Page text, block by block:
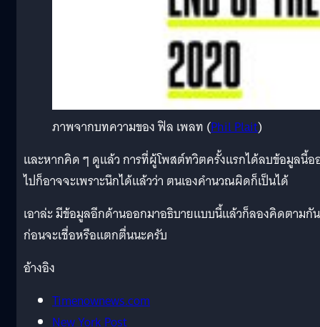
ภาพจากบทความของ ฟิล เพลท (Phil Plait)
และหากคิด ๆ ดูแล้ว การที่ผู้โพสต์ทวิตครั้งแรกได้ลบข้อมูลนี้อ
ไปก็อาจจะเพราะนึกได้แล้วว่า ตนเองคำนวณผิดก็เป็นได้
เอาล่ะ มีข้อมูลอีกด้านออกมาอธิบายแบบนี้แล้วก็ลองคิดตามกั
ก่อนจะเชื่อหรือแตกตื่นนะครับ
อ้างอิง
Timenownews.com
New York Post